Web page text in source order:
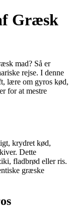
Græsk
mad? Så er
rejse. I denne
lære om gyros kød,
for at mestre
krydret kød,
Dette
fladbrød eller ris.
græske